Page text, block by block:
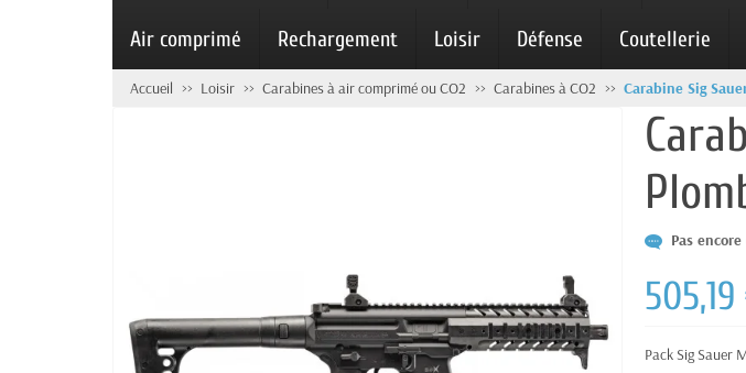
Air comprimé Rechargement Loisir Défense Coutellerie
Accueil Loisir Carabines à air comprimé ou CO2 Carabines à CO2 Carabine Sig
Pas
Pack Sig Sauer